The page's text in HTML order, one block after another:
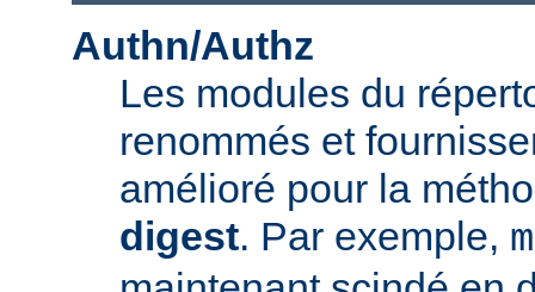
Authn/Authz
Les modules du
renommés et
amélioré pour la
digest. Par exemple,